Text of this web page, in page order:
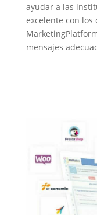
ayudar a las
excelente con los
mensajes